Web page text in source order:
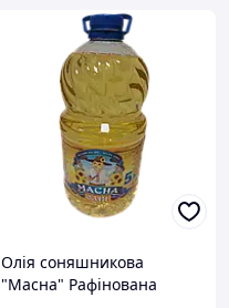
Олія соняшникова
"Масна" Рафінована